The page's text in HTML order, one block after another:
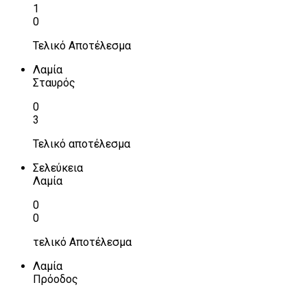
1
0
Τελικό Αποτέλεσμα
Λαμία
Σταυρός
0
3
Τελικό αποτέλεσμα
Σελεύκεια
Λαμία
0
0
τελικό Αποτέλεσμα
Λαμία
Πρόοδος